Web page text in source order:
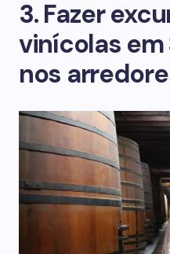
3. Fazer
vinícolas em
nos